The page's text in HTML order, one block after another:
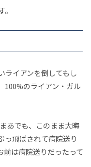
ライアンを倒してもし
100%のライアン・ガル
あでも、このまま大晦
っ飛ばされて病院送り
前は病院送りだったって